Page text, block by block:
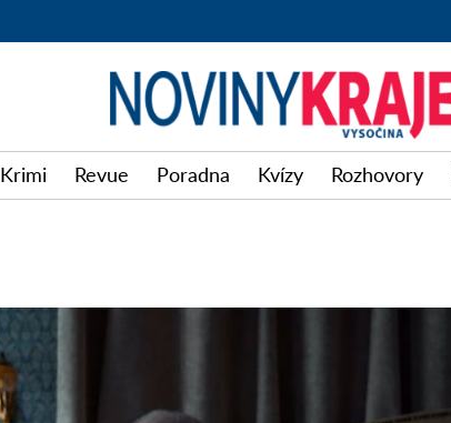
Krimi Revue Poradna Kvízy Rozhovory